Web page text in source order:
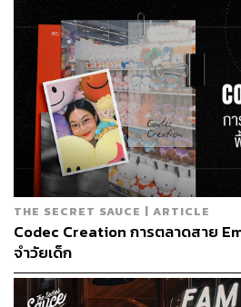
การวิเคราะห์ความคิด พฤติกรรม แ
แวดล้อมช่วยให้เรามองเห็นความต้
การเลื่อนดูโซเชียลมีเดียทำให้คุณรู้สึ
เลิกติดตามแอ็กเคานต์ที่กระตุ้นให้เป
แต่ต้องย้ำว่า บางปัญหาอาจซับซ้อน
เหลือจากผู้เชี่ยวชาญนะครับ
Dr. Julie Smith ยังกล่าวด้วยว่า อาร
อยู่ในวงจรของการตัดสินใจผิดพลาด
ความสบายชั่วคราว เช่น กินอาหาร
ประโยชน์ หรือหลีกเลี่ยงงานเพราะเ
ผิดและอารมณ์ยิ่งต่ำลง
THE SECRET SAUCE | ARTICLE
Codec Creation การตลาดสาย
จำวัยเด็ก